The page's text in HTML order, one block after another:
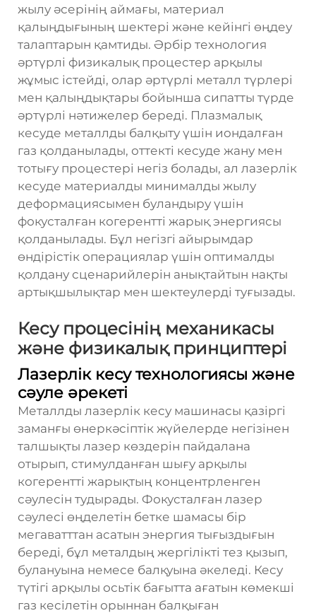
жылу әсерінің аймағы, материал
қалыңдығының шектері және кейінгі өңдеу
талаптарын қамтиды. Әрбір технология
әртүрлі физикалық процестер арқылы
жұмыс істейді, олар әртүрлі металл түрлері
мен қалыңдықтары бойынша сипатты түрде
әртүрлі нәтижелер береді. Плазмалық
кесуде металлды балқыту үшін иондалған
газ қолданылады, оттекті кесуде жану мен
тотығу процестері негіз болады, ал лазерлік
кесуде материалды минималды жылу
деформациясымен буландыру үшін
фокусталған когерентті жарық энергиясы
қолданылады. Бұл негізгі айырымдар
өндірістік операциялар үшін оптималды
қолдану сценарийлерін анықтайтын нақты
артықшылықтар мен шектеулерді туғызады.
Кесу процесінің механикасы
және физикалық принциптері
Лазерлік кесу технологиясы және
сәуле әрекеті
Металлды лазерлік кесу машинасы қазіргі
заманғы өнеркәсіптік жүйелерде негізінен
талшықты лазер көздерін пайдалана
отырып, стимулданған шығу арқылы
когерентті жарықтың концентрленген
сәулесін тудырады. Фокусталған лазер
сәулесі өңделетін бетке шамасы бір
мегаватттан асатын энергия тығыздығын
береді, бұл металдың жергілікті тез қызып,
булануына немесе балқуына әкеледі. Кесу
түтігі арқылы осьтік бағытта ағатын көмекші
газ кесілетін орыннан балқыған